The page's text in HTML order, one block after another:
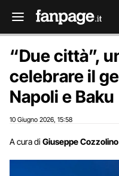
“Due città”,
celebrare il
Napoli e Baku
10 Giugno 2026 15:58
A cura di Giuseppe Cozzolino